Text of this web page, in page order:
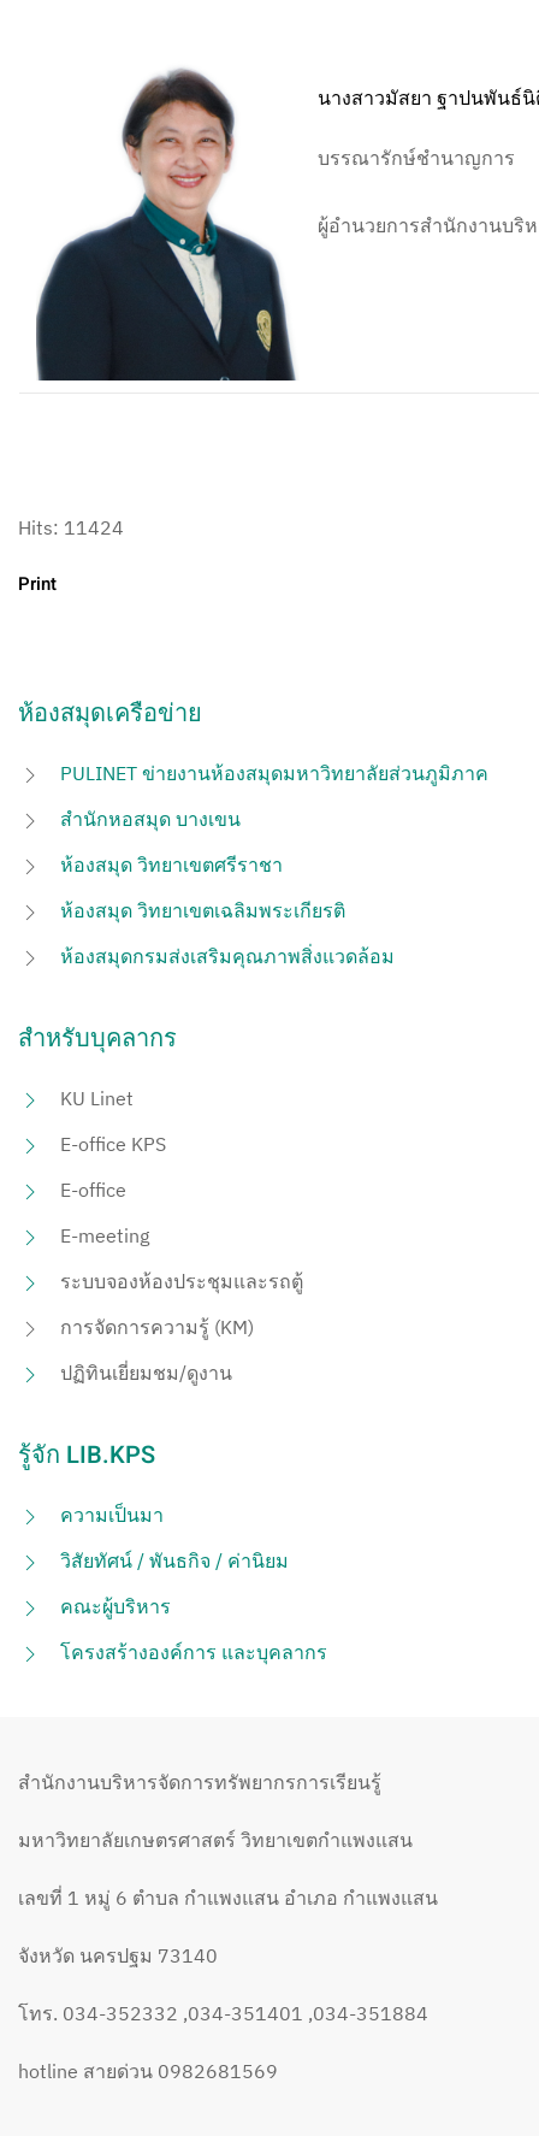
นางสาวมัสยา ฐาปนพันธ์
บรรณารักษ์ชำนาญการ
ผู้อำนวยการสำนักงานบริ
Hits: 11424
Print
ห้องสมุดเครือข่าย
PULINET ข่ายงานห้องสมุดมหาวิทยาลัยส่วนภูมิภาค
สำนักหอสมุด บางเขน
ห้องสมุด วิทยาเขตศรีราชา
ห้องสมุด วิทยาเขตเฉลิมพระเกียรติ
ห้องสมุดกรมส่งเสริมคุณภาพสิ่งแวดล้อม
สำหรับบุคลากร
KU Linet
E-office KPS
E-office
E-meeting
ระบบจองห้องประชุมและรถตู้
การจัดการความรู้ (KM)
ปฏิทินเยี่ยมชม/ดูงาน
รู้จัก LIB.KPS
ความเป็นมา
วิสัยทัศน์ / พันธกิจ / ค่านิยม
คณะผู้บริหาร
โครงสร้างองค์การ และบุคลากร
สำนักงานบริหารจัดการทรัพยากรการเรียนรู้
มหาวิทยาลัยเกษตรศาสตร์ วิทยาเขตกำแพงแสน
เลขที่ 1 หมู่ 6 ตำบล กำแพงแสน อำเภอ กำแพงแสน
จังหวัด นครปฐม 73140
โทร. 034-352332 ,034-351401 ,034-351884
hotline สายด่วน 0982681569